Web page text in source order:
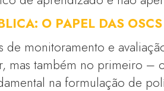
O PAPEL DAS OSCS
de monitoramento e
mas também no primeiro –
na formulação de